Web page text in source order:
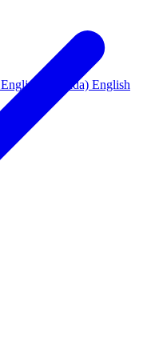
English (Canada) English